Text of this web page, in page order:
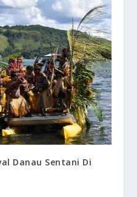
Danau Sentani Di